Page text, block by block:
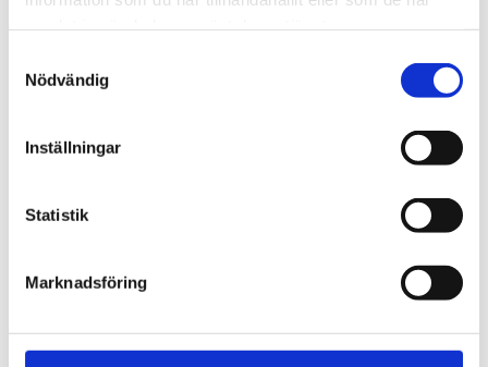
Nödvändig
Inställningar
Statistik
Marknadsföring
Samhälle
har minskat drastiskt